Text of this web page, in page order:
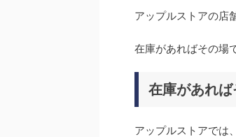
アップルストアの店
在庫があればその場
在庫があれ
アップルストアでは